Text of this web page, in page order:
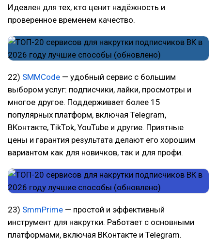
Идеален для тех, кто ценит надёжность и
проверенное временем качество.
22) SMMCode — удобный сервис с большим
выбором услуг: подписчики, лайки, просмотры и
многое другое. Поддерживает более 15
популярных платформ, включая Telegram,
ВКонтакте, TikTok, YouTube и другие. Приятные
цены и гарантия результата делают его хорошим
вариантом как для новичков, так и для профи.
23) SmmPrime — простой и эффективный
инструмент для накрутки. Работает с основными
платформами, включая ВКонтакте и Telegram.